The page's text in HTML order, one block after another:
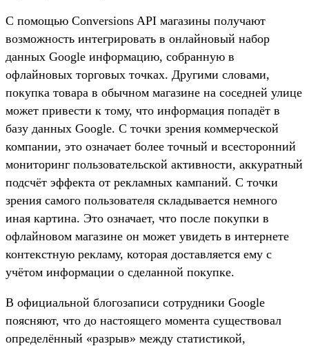
С помощью Conversions API магазины получают
возможность интегрировать в онлайновый набор
данных Google информацию, собранную в
офлайновых торговых точках. Другими словами,
покупка товара в обычном магазине на соседней улице
может привести к тому, что информация попадёт в
базу данных Google. С точки зрения коммерческой
компании, это означает более точный и всесторонний
мониторинг пользовательской активности, аккуратный
подсчёт эффекта от рекламных кампаний. С точки
зрения самого пользователя складывается немного
иная картина. Это означает, что после покупки в
офлайновом магазине он может увидеть в интернете
контекстную рекламу, которая доставляется ему с
учётом информации о сделанной покупке.
В официальной блогозаписи сотрудники Google
поясняют, что до настоящего момента существовал
определённый «разрыв» между статистикой,